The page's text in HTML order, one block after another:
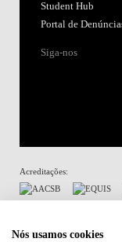
Student Hub
Portal de
Siga-nos
Acreditações:
Nós usamos cookies